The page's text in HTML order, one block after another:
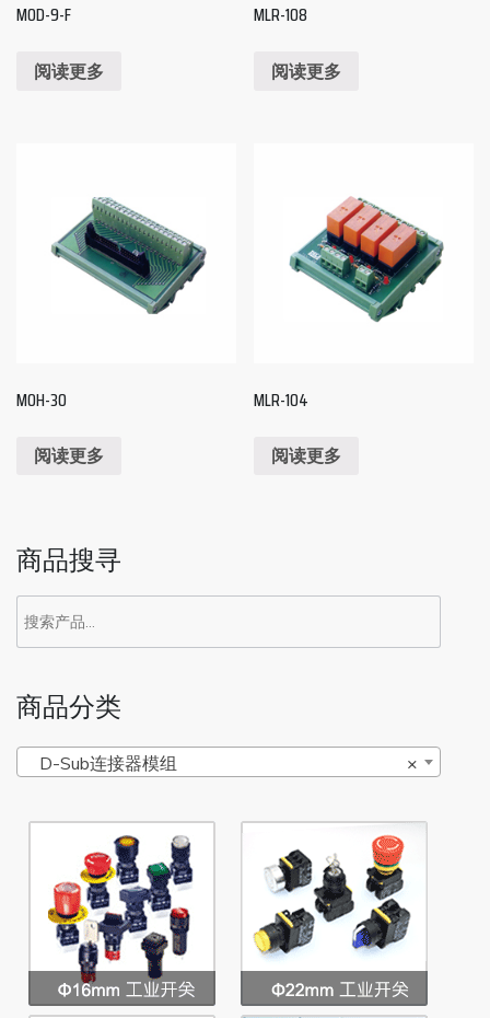
MOD-9-F
阅读更多
MLR-108
阅读更多
MOH-30
阅读更多
MLR-104
阅读更多
商品搜寻
商品分类
×
D-Sub连接器模组